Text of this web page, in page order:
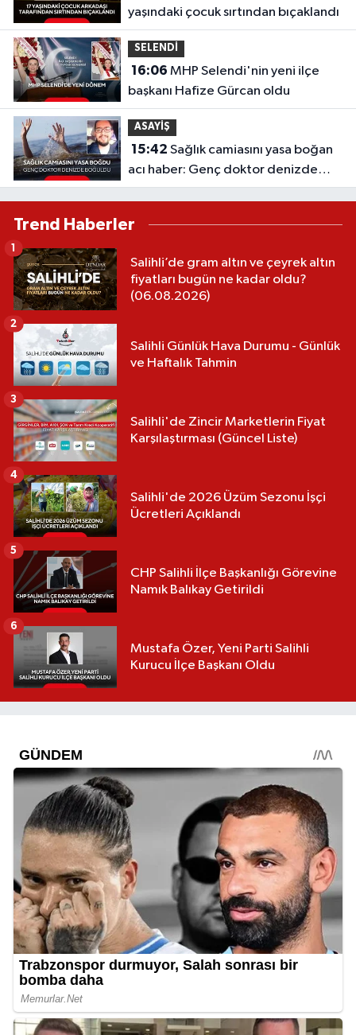
yaşındaki çocuk sırtından bıçaklandı
SELENDİ
16:06
başkanı Hafize Gürcan oldu
ASAYİŞ
15:42
acı haber: Genç doktor denizde
boğuldu
Trend Haberler
Salihli’de gram altın ve çeyrek altın
fiyatları bugün ne kadar oldu?
(06.08.2026)
1
Salihli Günlük Hava Durumu - Günlük
ve Haftalık Tahmin
2
Salihli'de Zincir Marketlerin Fiyat
Karşılaştırması (Güncel Liste)
3
Salihli'de 2026 Üzüm Sezonu İşçi
Ücretleri Açıklandı
4
CHP Salihli İlçe Başkanlığı Görevine
Namık Balıkay Getirildi
5
Mustafa Özer, Yeni Parti Salihli
Kurucu İlçe Başkanı Oldu
6